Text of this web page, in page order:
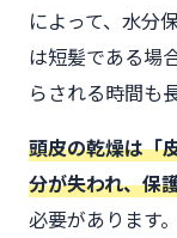
によって、水分
は短髪である場
らされる時間も
頭皮の乾燥は「
分が失われ、保
必要があります